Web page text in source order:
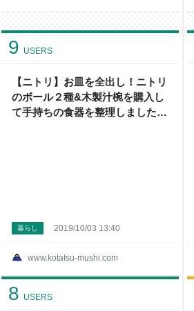
【ニトリ】お皿を全出し！ニトリ
のボール２種&木製汁椀を購入し
て手持ちの食器を整理しました -
9 USERS
www.kotatsu-mushi.com
暮らし 2019/10/03 13:40
8 USERS